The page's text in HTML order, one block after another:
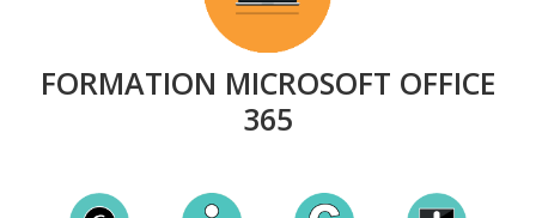
FORMATION MICROSOFT OFFICE
365